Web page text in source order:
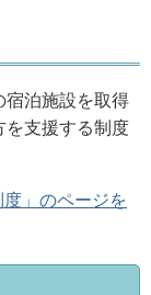
宿泊施設を取得
を支援する制度
」のページを